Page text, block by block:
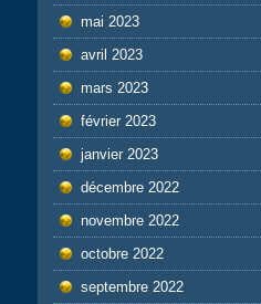
mai 2023
avril 2023
mars 2023
février 2023
janvier 2023
décembre 2022
novembre 2022
octobre 2022
septembre 2022